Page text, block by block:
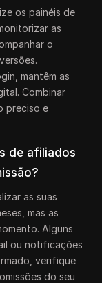
os painéis de
as
o
mantêm as
Combinar
preciso e
de afiliados
as suas
mas as
Alguns
ou notificações
verifique
do seu